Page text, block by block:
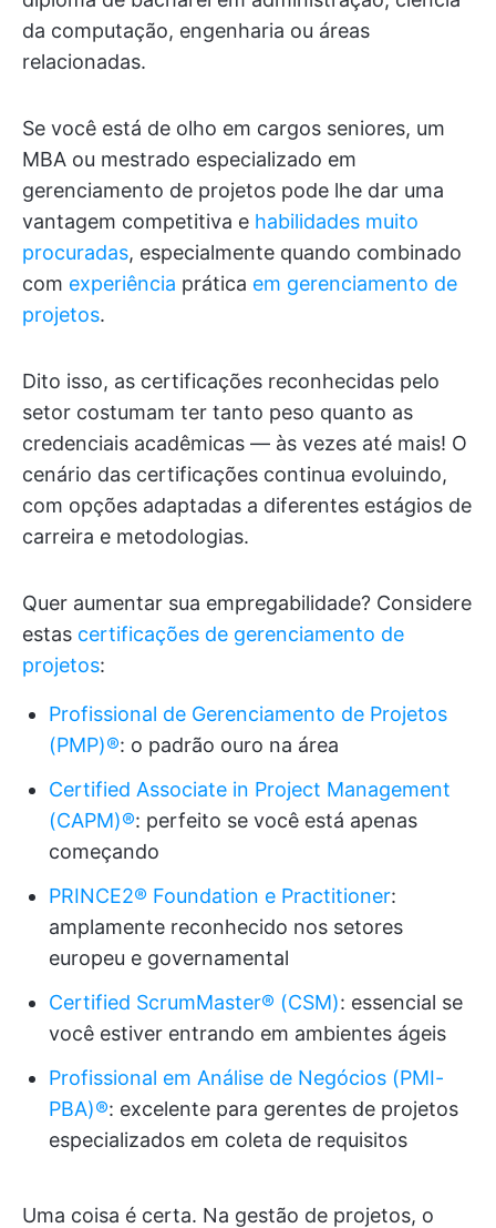
da computação, engenharia ou áreas
relacionadas.
Se você está de olho em cargos seniores, um
MBA ou mestrado especializado em
gerenciamento de projetos pode lhe dar uma
vantagem competitiva e habilidades muito
procuradas, especialmente quando combinado
com experiência prática em gerenciamento de
projetos.
Dito isso, as certificações reconhecidas pelo
setor costumam ter tanto peso quanto as
credenciais acadêmicas — às vezes até mais! O
cenário das certificações continua evoluindo,
com opções adaptadas a diferentes estágios de
carreira e metodologias.
Quer aumentar sua empregabilidade? Considere
estas certificações de gerenciamento de
projetos:
Profissional de Gerenciamento de Projetos
(PMP)®: o padrão ouro na área
Certified Associate in Project Management
(CAPM)®: perfeito se você está apenas
começando
PRINCE2® Foundation e Practitioner:
amplamente reconhecido nos setores
europeu e governamental
Certified ScrumMaster® (CSM): essencial se
você estiver entrando em ambientes ágeis
Profissional em Análise de Negócios (PMI-
PBA)®: excelente para gerentes de projetos
especializados em coleta de requisitos
Uma coisa é certa. Na gestão de projetos, o